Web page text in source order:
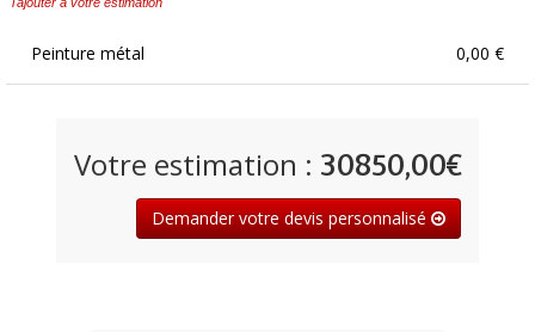
Peinture métal 0,00 €
Votre estimation : 30850,00€
Demander votre devis personnalisé